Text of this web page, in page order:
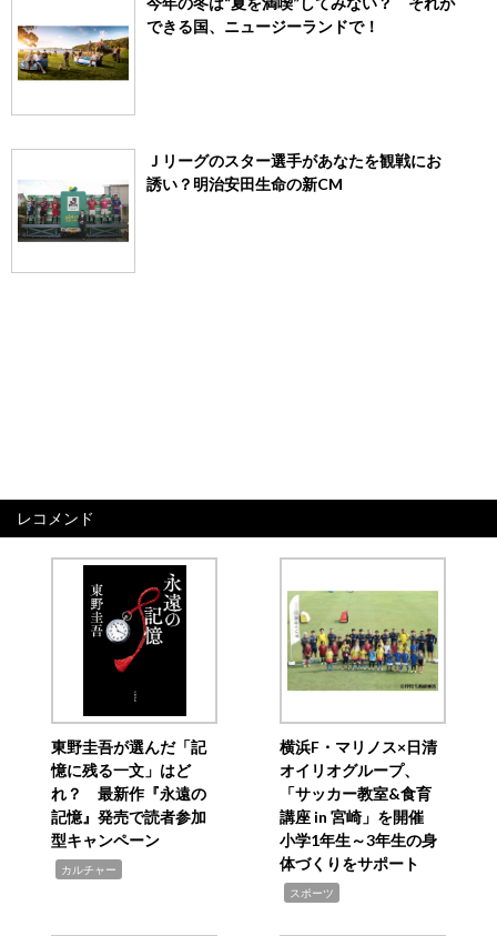
できる国、ニュージーランドで！
Ｊリーグのスター選手があなたを観戦にお
誘い？明治安田生命の新CM
レコメンド
東野圭吾が選んだ「記
憶に残る一文」はど
れ？ 最新作『永遠の
記憶』発売で読者参加
型キャンペーン
カルチャー
横浜F・マリノス×日清
オイリオグループ、
「サッカー教室&食育
講座 in 宮崎」を開催
小学1年生～3年生の身
体づくりをサポート
スポーツ